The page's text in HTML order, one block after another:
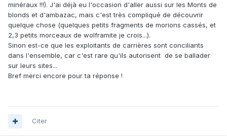
minéraux !!!). J'ai déjà eu l'occasion d'aller aussi sur les Monts de
blonds et d'ambazac, mais c'est très compliqué de découvrir
quelque chose (quelques petits fragments de morions cassés, et
2,3 petits morceaux de wolframite je crois...).
Sinon est-ce que les exploitants de carrières sont conciliants
dans l'ensemble, car c'est rare qu'ils autorisent de se ballader
sur leurs sites...
Bref merci encore pour ta réponse !
Citer